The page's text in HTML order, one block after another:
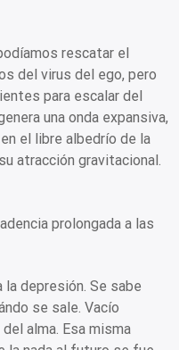
rescatar el
del virus del ego, pero
para escalar del
una onda expansiva,
el libre albedrío de la
atracción gravitacional.
prolongada a las
la depresión. Se sabe
se sale. Vacío
alma. Esa misma